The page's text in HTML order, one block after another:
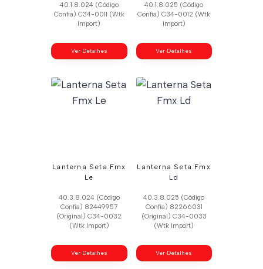
40.1.8.024 (Código
Confia) C34-0011 (Wtk
Import)
Ver Detalhes
40.1.8.025 (Código
Confia) C34-0012 (Wtk
Import)
Ver Detalhes
Lanterna Seta Fmx
Le
40.3.8.024 (Código
Confia) 82449957
(Original) C34-0032
(Wtk Import)
Ver Detalhes
Lanterna Seta Fmx
Ld
40.3.8.025 (Código
Confia) 82266031
(Original) C34-0033
(Wtk Import)
Ver Detalhes